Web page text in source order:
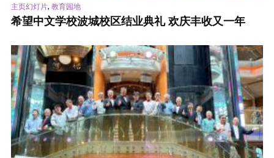
主页幻灯片, 教育园地
希望中文学校波城校区结业典礼 欢庆丰收又一年